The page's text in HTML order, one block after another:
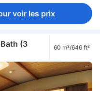
voir les prix
(3
60 m²/646 ft²